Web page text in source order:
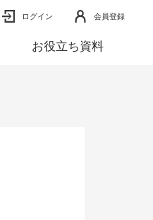
ログイン 会員登録
お役立ち資料